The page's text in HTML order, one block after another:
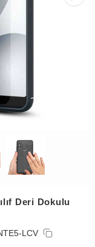
Deri Dokulu
LCV